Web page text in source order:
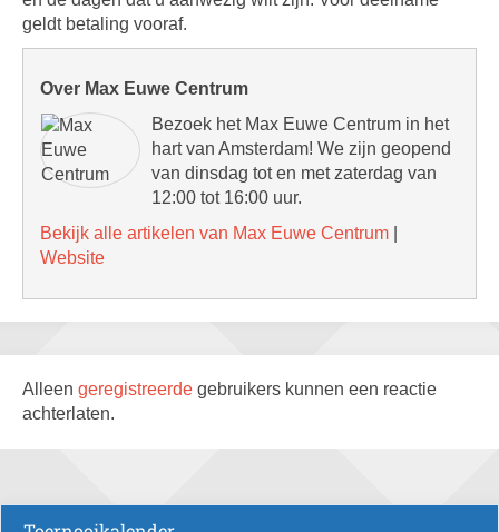
geldt betaling vooraf.
Over Max Euwe Centrum
Bezoek het Max Euwe Centrum in het
hart van Amsterdam! We zijn geopend
van dinsdag tot en met zaterdag van
12:00 tot 16:00 uur.
Bekijk alle artikelen van Max Euwe Centrum
Website
Alleen geregistreerde gebruikers kunnen een reactie
achterlaten.